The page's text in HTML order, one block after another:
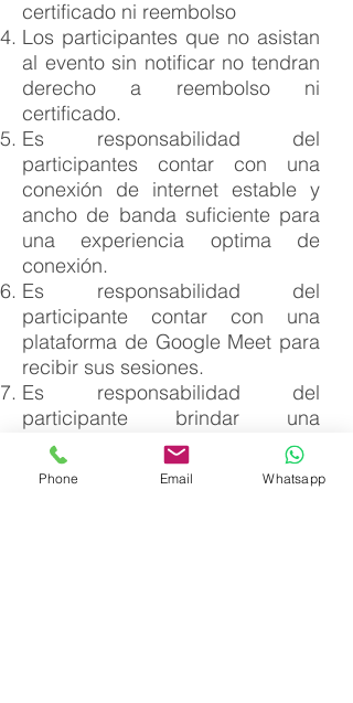
certificado ni reembolso
Los participantes que no asistan
al evento sin notificar no tendran
derecho a reembolso ni
certificado.
Es responsabilidad del
participantes contar con una
conexión de internet estable y
ancho de banda suficiente para
una experiencia optima de
conexión.
Es responsabilidad del
participante contar con una
plataforma de Google Meet para
recibir sus sesiones.
Es responsabilidad del
participante brindar una
dirección de correo válida y con
suficiente espacio para poder
Phone Email Whatsapp